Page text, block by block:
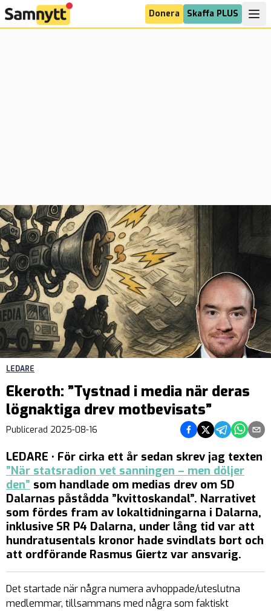
Donera Skaffa PLUS
LEDARE
Ekeroth: ”Tystnad i media när deras
lögnaktiga drev motbevisats”
Publicerad 2025-08-16 Dela på Facebook
Dela på Twitter
Dela påDela på
Dela
LEDARE • För cirka ett år sedan skrev jag texten
”När statsradion vet sanningen – men döljer
den” som handlade om medias drev om SD
Dalarnas påstådda ”kvittoskandal”. Narrativet
som fördes fram av lokaltidningarna i Dalarna,
inklusive SR P4 Dalarna, under lång tid var att
hundratusentals kronor hade svindlats bort och
att ordförande Rasmus Giertz var ansvarig.
Det startade när några numera avhoppade/uteslutna
medlemmar, tillsammans med några som faktiskt